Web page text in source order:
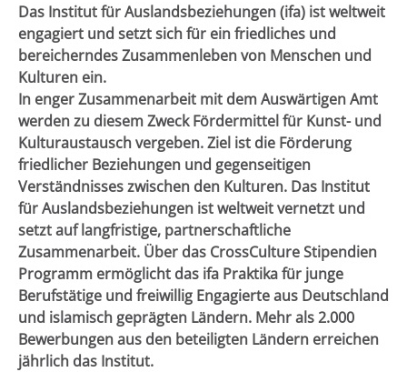
Das Institut für Auslandsbeziehungen (ifa) ist weltweit
engagiert und setzt sich für ein friedliches und
bereicherndes Zusammenleben von Menschen und
Kulturen ein.
In enger Zusammenarbeit mit dem Auswärtigen Amt
werden zu diesem Zweck Fördermittel für Kunst- und
Kulturaustausch vergeben. Ziel ist die Förderung
friedlicher Beziehungen und gegenseitigen
Verständnisses zwischen den Kulturen. Das Institut
für Auslandsbeziehungen ist weltweit vernetzt und
setzt auf langfristige, partnerschaftliche
Zusammenarbeit. Über das CrossCulture Stipendien
Programm ermöglicht das ifa Praktika für junge
Berufstätige und freiwillig Engagierte aus Deutschland
und islamisch geprägten Ländern. Mehr als 2.000
Bewerbungen aus den beteiligten Ländern erreichen
jährlich das Institut.